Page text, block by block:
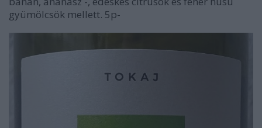
gyümölcsök mellett. 5p-